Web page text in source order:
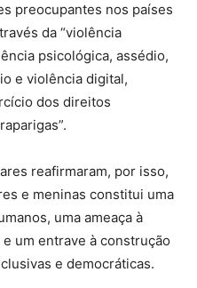
preocupantes nos países
da “violência
psicológica, assédio,
e violência digital,
dos direitos
reafirmaram, por isso,
e meninas constitui uma
uma ameaça à
um entrave à construção
e democráticas.